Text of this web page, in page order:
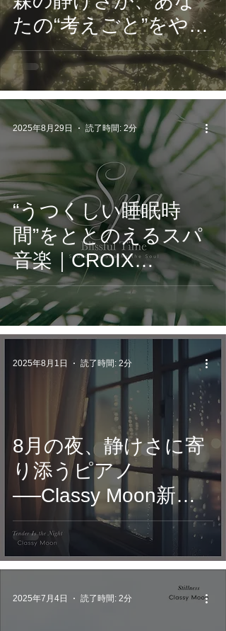
たの“考えごと”をやさ
しく止める。音がそ
っと、心のスイッチ
をOFFにする夜。
“うつくしい睡眠時
間”をととのえるスパ
音楽｜CROIX
HEALING新作『SPA
Blissful Time』で静か
な夜を
2025年8月29日 読了時間: 2分
8月の夜、静けさに寄
り添うピアノ
──Classy Moon新作
『Tender Is the
Night』で綴る、夜の
ためのアンビエン
ト・ピアノ
2025年8月1日 読了時間: 2分
2025年7月4日 読了時間: 2分